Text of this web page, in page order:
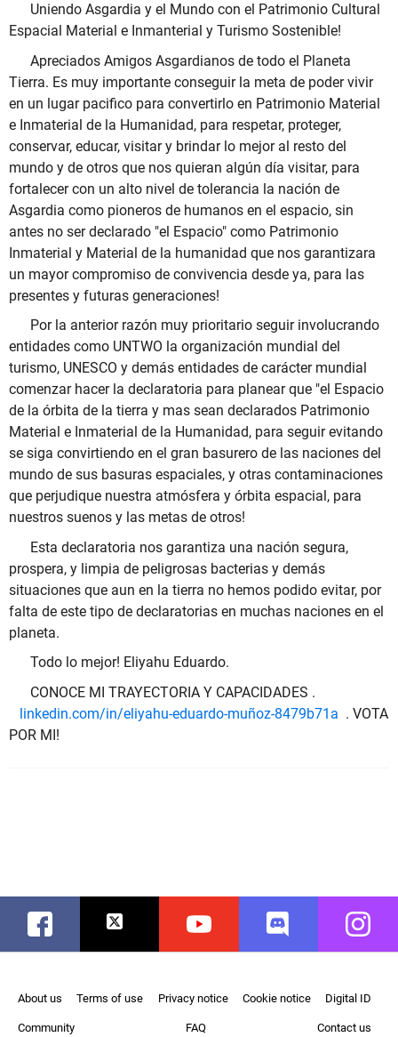
Uniendo Asgardia y el Mundo con el Patrimonio Cultural
Espacial Material e Inmanterial y Turismo Sostenible!
Apreciados Amigos Asgardianos de todo el Planeta
Tierra. Es muy importante conseguir la meta de poder vivir
en un lugar pacifico para convertirlo en Patrimonio Material
e Inmaterial de la Humanidad, para respetar, proteger,
conservar, educar, visitar y brindar lo mejor al resto del
mundo y de otros que nos quieran algún día visitar, para
fortalecer con un alto nivel de tolerancia la nación de
Asgardia como pioneros de humanos en el espacio, sin
antes no ser declarado "el Espacio" como Patrimonio
Inmaterial y Material de la humanidad que nos garantizara
un mayor compromiso de convivencia desde ya, para las
presentes y futuras generaciones!
Por la anterior razón muy prioritario seguir involucrando
entidades como UNTWO la organización mundial del
turismo, UNESCO y demás entidades de carácter mundial
comenzar hacer la declaratoria para planear que "el Espacio
de la órbita de la tierra y mas sean declarados Patrimonio
Material e Inmaterial de la Humanidad, para seguir evitando
se siga convirtiendo en el gran basurero de las naciones del
mundo de sus basuras espaciales, y otras contaminaciones
que perjudique nuestra atmósfera y órbita espacial, para
nuestros suenos y las metas de otros!
Esta declaratoria nos garantiza una nación segura,
prospera, y limpia de peligrosas bacterias y demás
situaciones que aun en la tierra no hemos podido evitar, por
falta de este tipo de declaratorias en muchas naciones en el
planeta.
Todo lo mejor! Eliyahu Eduardo.
CONOCE MI TRAYECTORIA Y CAPACIDADES .
linkedin.com/in/eliyahu-eduardo-muñoz-8479b71a . VOTA
POR MI!
Facebook Twitter Youtube Discord
About us Terms of use Privacy notice Cookie notice Digital ID
Community FAQ Contact us